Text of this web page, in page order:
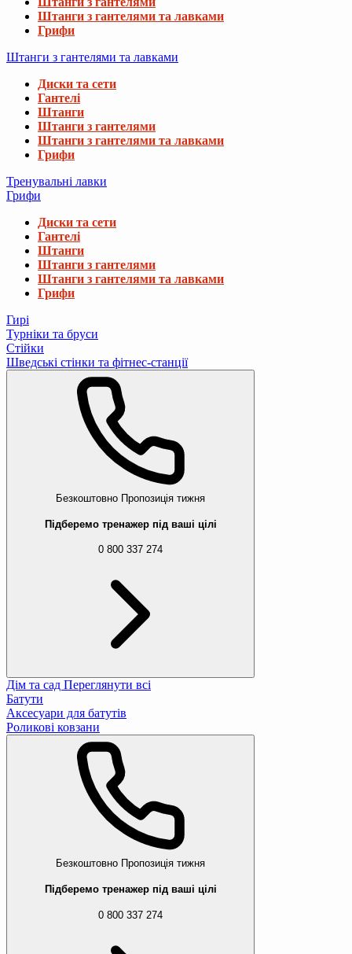
Штанги з гантелями та лавками
Грифи
Штанги з гантелями та лавками
Диски та сети
Гантелі
Штанги
Штанги з гантелями
Штанги з гантелями та лавками
Грифи
Тренувальні лавки
Грифи
Диски та сети
Гантелі
Штанги
Штанги з гантелями
Штанги з гантелями та лавками
Грифи
Гирі
Турніки та бруси
Стійки
Шведські стінки та фітнес-станції
Безкоштовно Пропозиція тижня
Підберемо тренажер під ваші цілі
0 800 337 274
Дім та сад Переглянути всі
Батути
Аксесуари для батутів
Роликові ковзани
Безкоштовно Пропозиція тижня
Підберемо тренажер під ваші цілі
0 800 337 274